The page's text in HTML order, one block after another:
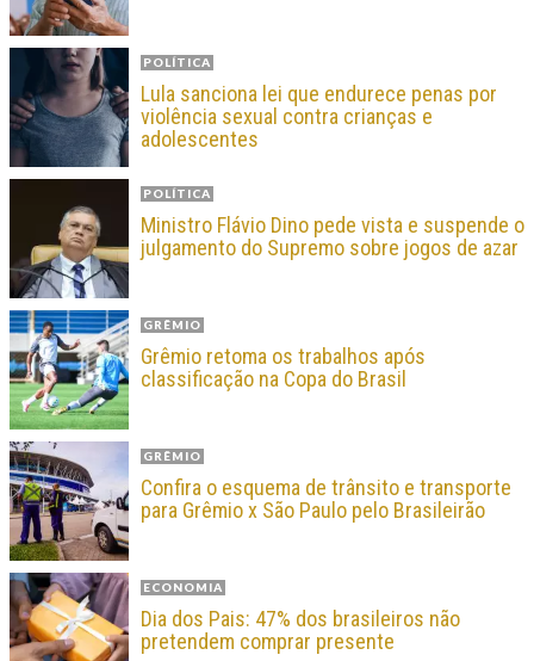
POLÍTICA
Lula sanciona lei que endurece penas por
violência sexual contra crianças e
adolescentes
POLÍTICA
Ministro Flávio Dino pede vista e suspende o
julgamento do Supremo sobre jogos de azar
GRÊMIO
Grêmio retoma os trabalhos após
classificação na Copa do Brasil
GRÊMIO
Confira o esquema de trânsito e transporte
para Grêmio x São Paulo pelo Brasileirão
ECONOMIA
Dia dos Pais: 47% dos brasileiros não
pretendem comprar presente